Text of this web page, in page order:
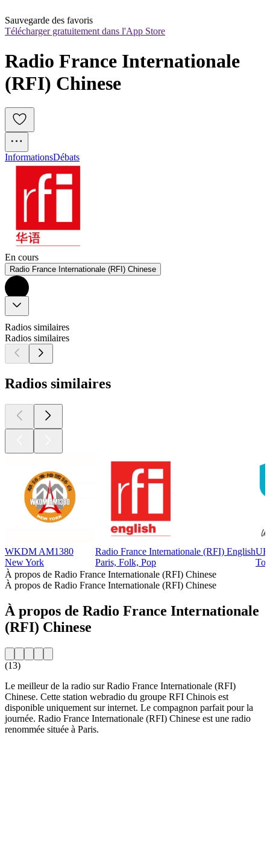
Sauvegarde des favoris
Télécharger gratuitement dans l'App Store
Radio France Internationale
(RFI) Chinese
InformationsDébats
En cours
Radio France Internationale (RFI) Chinese
Radios similaires
Radios similaires
Radios similaires
WKDM AM1380
New York
Radio France Internationale (RFI) English
Paris, Folk, Pop
À propos de Radio France Internationale (RFI) Chinese
À propos de Radio France Internationale (RFI) Chinese
À propos de Radio France Internationale
(RFI) Chinese
(13)
Le meilleur de la radio sur Radio France Internationale (RFI)
Chinese. Cette station webradio du groupe RFI Chinois est
disponible uniquement sur internet. Le compagnon parfait pour la
journée. Radio France Internationale (RFI) Chinese est une radio
renommée située à Paris.